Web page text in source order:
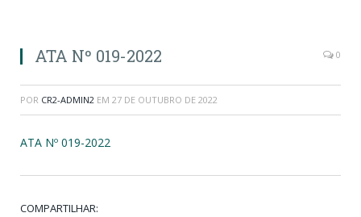
ATA Nº 019-2022 0
POR CR2-ADMIN2 EM 27 DE OUTUBRO DE 2022
ATA Nº 019-2022
COMPARTILHAR: